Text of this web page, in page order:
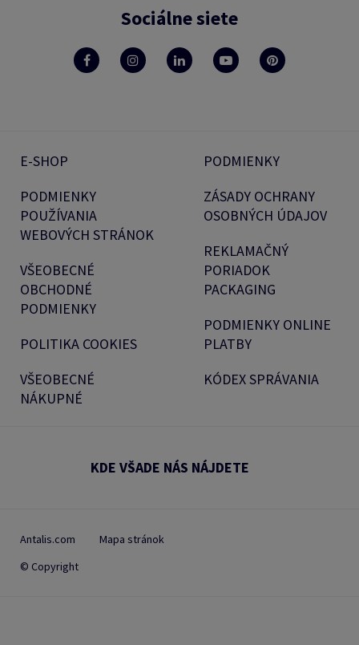
Sociálne siete
E-SHOP
PODMIENKY
POUŽÍVANIA
WEBOVÝCH STRÁNOK
VŠEOBECNÉ
OBCHODNÉ
PODMIENKY
POLITIKA COOKIES
VŠEOBECNÉ
NÁKUPNÉ
PODMIENKY
ZÁSADY OCHRANY
OSOBNÝCH ÚDAJOV
REKLAMAČNÝ
PORIADOK
PACKAGING
PODMIENKY ONLINE
PLATBY
KÓDEX SPRÁVANIA
KDE VŠADE NÁS NÁJDETE
Antalis.com
Mapa stránok
© Copyright